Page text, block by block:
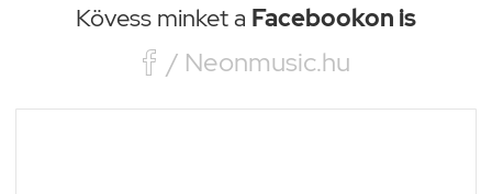
Kövess minket a Facebookon is
 / Neonmusic.hu